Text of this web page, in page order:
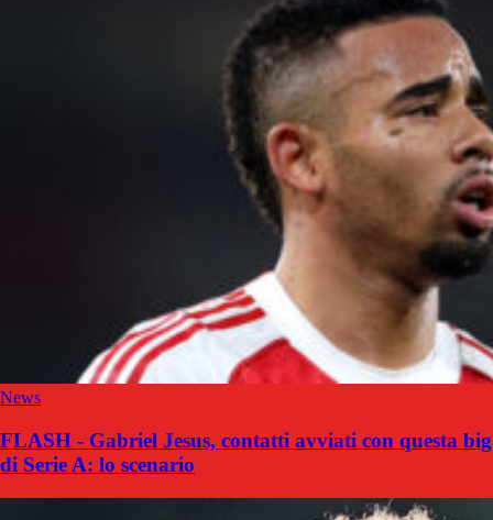
News
FLASH - Gabriel Jesus, contatti avviati con questa big
di Serie A: lo scenario